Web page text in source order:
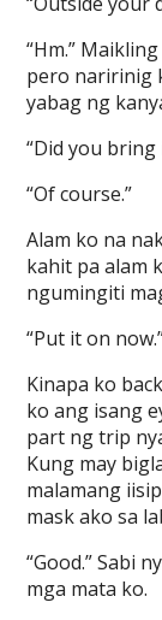
“Hm.”
pero naririnig
yabag ng
“Did you bring
“Of course.”
Alam ko na
kahit pa alam
ngumingiti
“Put it on
Kinapa ko
ko ang isang
part ng trip
Kung may
malamang
mask ako sa
“Good.” Sabi
mga mata ko.